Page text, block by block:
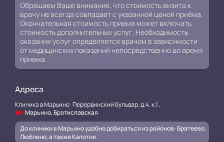
Обращаем Ваше внимание, что стоимость визита к
врачу не всегда совпадает с указанной ценой приёма.
Окончательная стоимость приема может включать
стоимость дополнительных услуг. Необходимость
оказания услуг определяется врачом в зависимости
от медицинских показаний непосредственно во время
приёма.
Адреса
Клиника в Марьино: Перервинский бульвар, д.4. к.1 ,
Марьино, Братиславская
До клиники в Марьино удобно добираться из районов: Братеево,
Люблино, а также Капотня.